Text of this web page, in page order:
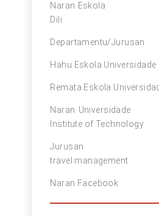
Naran Eskola :
Dili
Departamentu/
Hahu Eskola
Remata Eskola
Naran
Institute of Technology
Jurusan :
travel management
Naran